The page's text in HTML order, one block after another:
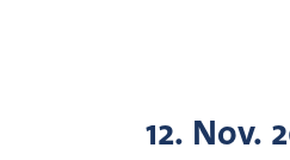
12. Nov.